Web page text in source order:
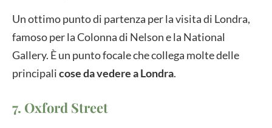
Un ottimo punto di partenza per la visita di Londra,
famoso per la Colonna di Nelson e la National
Gallery. È un punto focale che collega molte delle
principalicose da vedere a Londra.
7. Oxford Street